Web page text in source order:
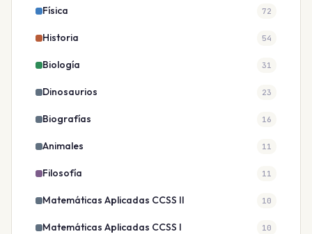
Física 72
Historia 54
Biología 31
Dinosaurios 23
Biografías 16
Animales 11
Filosofía 11
Matemáticas Aplicadas CCSS II 10
Matemáticas Aplicadas CCSS I 10